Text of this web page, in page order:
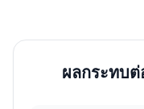
ผลกระทบ